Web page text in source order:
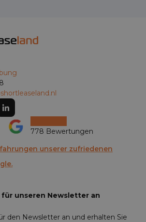
778 Bewertungen
unserer zufriedenen
für unseren Newsletter an
den Newsletter an und erhalten Sie